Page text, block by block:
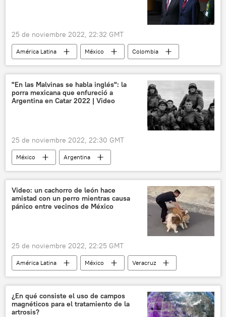
25 de noviembre 2022, 22:32 GMT
América Latina México
Colombia
Gustavo Petro
Andrés Manuel López Obrador
política
"En las Malvinas se habla inglés": la
porra mexicana que enfureció a
Argentina en Catar 2022 | Video
25 de noviembre 2022, 22:30 GMT
México
Argentina
Guerra de Malvinas (1982)
⚽ Deportes
fútbol
Reino Unido
Mundial de Fútbol 2022 en Catar
Video: un cachorro de león hace
amistad con un perro mientras causa
pánico entre vecinos de México
25 de noviembre 2022, 22:25 GMT
América Latina México
Veracruz
📹 Videoclub
💢 Insólito
¿En qué consiste el uso de campos
magnéticos para el tratamiento de la
artrosis?